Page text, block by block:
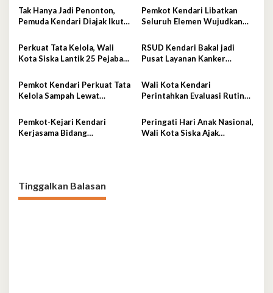
Tak Hanya Jadi Penonton,
Pemuda Kendari Diajak Ikut
Pemkot Kendari Libatkan
Seluruh Elemen Wujudkan
Perkuat Tata Kelola, Wali
Kota Siska Lantik 25 Pejabat
RSUD Kendari Bakal jadi
Pusat Layanan Kanker
Pemkot Kendari Perkuat Tata
Kelola Sampah Lewat
Wali Kota Kendari
Perintahkan Evaluasi Rutin
Pemkot-Kejari Kendari
Kerjasama Bidang
Peringati Hari Anak Nasional,
Wali Kota Siska Ajak
Tinggalkan Balasan